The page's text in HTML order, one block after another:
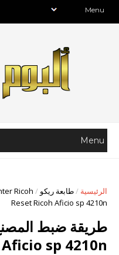
الرئيسية /طابعة ريكو /
Ricoh
Reset Ricoh Aficio sp 4210n
sp 4210n